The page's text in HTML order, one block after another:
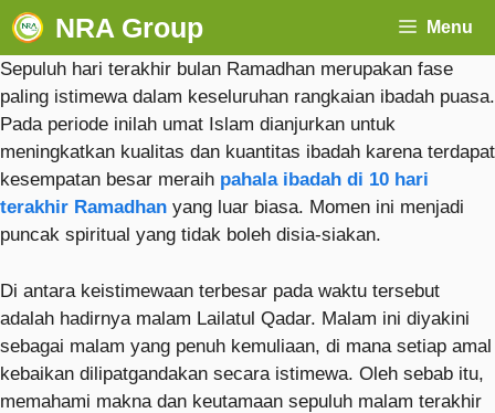
NRA Group Menu
Sepuluh hari terakhir bulan Ramadhan merupakan fase
paling istimewa dalam keseluruhan rangkaian ibadah puasa.
Pada periode inilah umat Islam dianjurkan untuk
meningkatkan kualitas dan kuantitas ibadah karena terdapat
kesempatan besar meraih pahala ibadah di 10 hari
terakhir Ramadhan yang luar biasa. Momen ini menjadi
puncak spiritual yang tidak boleh disia-siakan.
Di antara keistimewaan terbesar pada waktu tersebut
adalah hadirnya malam Lailatul Qadar. Malam ini diyakini
sebagai malam yang penuh kemuliaan, di mana setiap amal
kebaikan dilipatgandakan secara istimewa. Oleh sebab itu,
memahami makna dan keutamaan sepuluh malam terakhir